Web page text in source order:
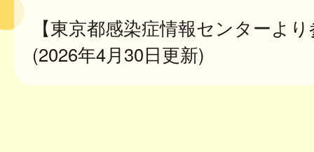
【東京都感染症情報センターよ
(2026年4月30日更新)